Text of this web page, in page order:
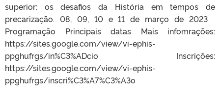
superior: os desafios da História em tempos de
precarização. 08, 09, 10 e 11 de março de 2023
Programação Principais datas Mais infomrações:
https://sites.google.com/view/vi-ephis-
ppghufrgs/in%C3%ADcio Inscrições:
https://sites.google.com/view/vi-ephis-
ppghufrgs/inscri%C3%A7%C3%A3o